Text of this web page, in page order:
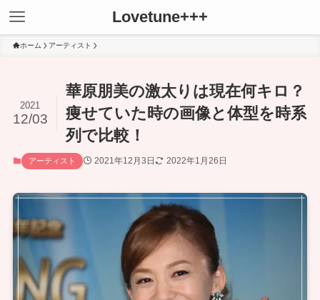
Lovetune+++
ホーム アーティスト
華原朋美の激太りは現在何キロ？
痩せていた時の画像と体型を時系
列で比較！
2021
12/03
アーティスト 2021年12月3日 2022年1月26日